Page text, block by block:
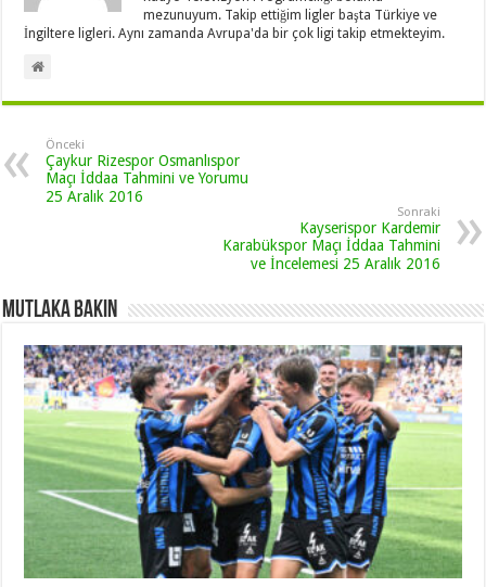
mezunuyum. Takip ettiğim ligler başta Türkiye ve
İngiltere ligleri. Aynı zamanda Avrupa'da bir çok ligi takip etmekteyim.
Önceki
Çaykur Rizespor Osmanlıspor
Maçı İddaa Tahmini ve Yorumu
25 Aralık 2016
Sonraki
Kayserispor Kardemir
Karabükspor Maçı İddaa Tahmini
ve İncelemesi 25 Aralık 2016
Mutlaka Bakın